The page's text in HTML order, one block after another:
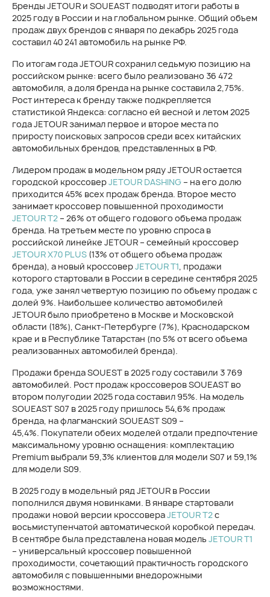
Бренды JETOUR и SOUEAST подводят итоги работы в
2025 году в России и на глобальном рынке. Общий объем
продаж двух брендов с января по декабрь 2025 года
составил 40 241 автомобиль на рынке РФ.
По итогам года JETOUR сохранил седьмую позицию на
российском рынке: всего было реализовано 36 472
автомобиля, а доля бренда на рынке составила 2,75%.
Рост интереса к бренду также подкрепляется
статистикой Яндекса: согласно ей весной и летом 2025
года JETOUR занимал первое и второе места по
приросту поисковых запросов среди всех китайских
автомобильных брендов, представленных в РФ.
Лидером продаж в модельном ряду JETOUR остается
городской кроссоверJETOUR DASHING– на его долю
приходится 45% всех продаж бренда. Второе место
занимает кроссовер повышенной проходимости
JETOUR T2– 26% от общего годового объема продаж
бренда. На третьем месте по уровню спроса в
российской линейке JETOUR – семейный кроссовер
JETOUR X70 PLUS (13% от общего объема продаж
бренда), а новый кроссоверJETOUR T1, продажи
которого стартовали в России в середине сентября 2025
года, уже занял четвертую позицию по объему продаж с
долей 9%. Наибольшее количество автомобилей
JETOUR было приобретено в Москве и Московской
области (18%), Санкт-Петербурге (7%), Краснодарском
крае и в Республике Татарстан (по 5% от всего объема
реализованных автомобилей бренда).
Продажи бренда SOUEST в 2025 году составили 3 769
автомобилей. Рост продаж кроссоверов SOUEAST во
втором полугодии 2025 года составил 95%. На модель
SOUEAST S07 в 2025 году пришлось 54,6% продаж
бренда, на флагманский SOUEAST S09 –
45,4%. Покупатели обеих моделей отдали предпочтение
максимальному уровню оснащения: комплектацию
Premium выбрали 59,3% клиентов для модели S07 и 59,1%
для модели S09.
В 2025 году в модельный ряд JETOUR в России
пополнился двумя новинками. В январе стартовали
продажи новой версии кроссовераJETOUR T2с
восьмиступенчатой автоматической коробкой передач.
В сентябре была представлена новая модель JETOUR T1
– универсальный кроссовер повышенной
проходимости, сочетающий практичность городского
автомобиля с повышенными внедорожными
возможностями.